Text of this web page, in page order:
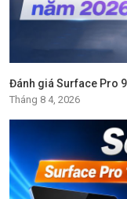
Đánh giá Surface Pro
Tháng 8 4, 2026